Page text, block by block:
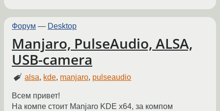
Форум — Desktop
Manjaro, PulseAudio, ALSA,
USB-camera
alsa, kde, manjaro, pulseaudio
Всем привет!
На компе стоит Manjaro KDE x64, за компом